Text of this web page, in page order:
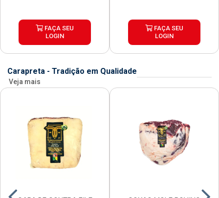
FAÇA SEU
LOGIN
FAÇA SEU
LOGIN
Carapreta - Tradição em Qualidade
Veja mais